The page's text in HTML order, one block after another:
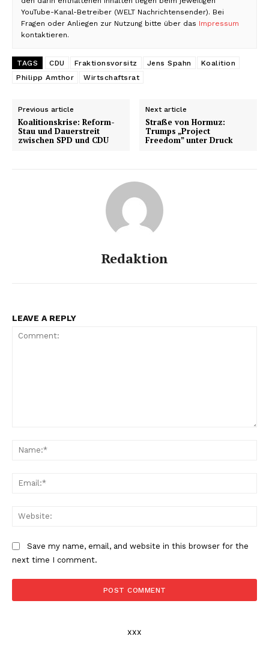
YouTube-Kanal-Betreiber (WELT Nachrichtensender). Bei
Fragen oder Anliegen zur Nutzung bitte über das Impressum
kontaktieren.
TAGS CDU Fraktionsvorsitz Jens Spahn
Koalition
Philipp Amthor
Wirtschaftsrat
Previous article
Koalitionskrise: Reform-
Stau und Dauerstreit
zwischen SPD und CDU
Next article
Straße von Hormuz:
Trumps „Project
Freedom” unter Druck
Redaktion
LEAVE A REPLY
Save my name, email, and website in this browser for the
next time I comment.
xxx